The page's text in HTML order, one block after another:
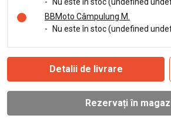
-
Nu este în stoc (undefined
BBMoto Câmpulung M.
-
Nu este în stoc (undefined
Detalii de livrare
Rezervați în